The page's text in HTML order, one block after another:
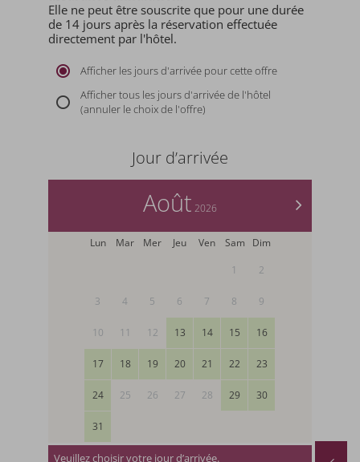
Elle ne peut être souscrite que pour une durée
de 14 jours après la réservation effectuée
directement par l'hôtel.
Afficher les jours d'arrivée pour cette offre
Afficher tous les jours d'arrivée de l'hôtel
(annuler le choix de l'offre)
Jour d’arrivée
>
Août 2026
Lun Mar Mer Jeu Ven Sam
Dim
1
2
3 4 5 6 7 8 9
10 11 12 13 14 15 16
17 18 19 20 21 22 23
24 25 26 27 28 29 30
31
Veuillez choisir votre jour d’arrivée.